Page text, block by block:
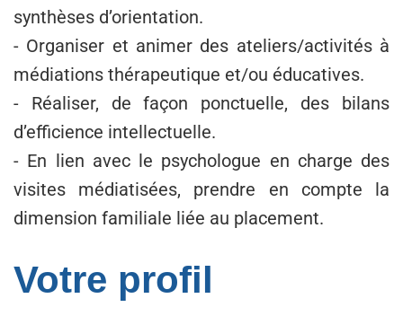
synthèses d’orientation.
- Organiser et animer des ateliers/activités à
médiations thérapeutique et/ou éducatives.
- Réaliser, de façon ponctuelle, des bilans
d’efficience intellectuelle.
- En lien avec le psychologue en charge des
visites médiatisées, prendre en compte la
dimension familiale liée au placement.
Votre profil